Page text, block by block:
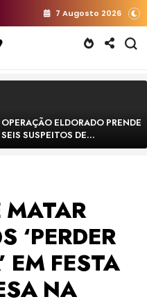
7 Augosto 2026
OPERAÇÃO ELDORADO PRENDE
SEIS SUSPEITOS DE
MOVIMENTAR R$ 25 MILHÕES
MATAR
‘PERDER
EM FESTA
NA